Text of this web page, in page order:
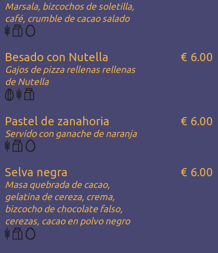
Marsala, bizcochos de soletilla,
café, crumble de cacao salado
Besado con Nutella
Gajos de pizza rellenas rellenas
de Nutella
€ 6.00
Pastel de zanahoria
Servido con ganache de naranja
€ 6.00
Selva negra
Masa quebrada de cacao,
gelatina de cereza, crema,
bizcocho de chocolate falso,
cerezas, cacao en polvo negro
€ 6.00